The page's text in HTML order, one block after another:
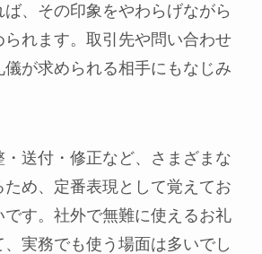
、その印象をやわらげながら
られます。取引先や問い合わせ
が求められる相手にもなじみ
・送付・修正など、さまざまな
め、定番表現として覚えてお
です。社外で無難に使えるお礼
実務でも使う場面は多いでし